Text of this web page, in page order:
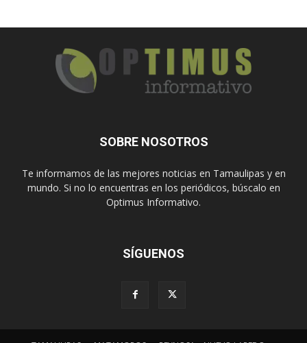
SOBRE NOSOTROS
Te informamos de las mejores noticias en Tamaulipas y en
mundo. Si no lo encuentras en los periódicos, búscalo en
Optimus Informativo.
SÍGUENOS